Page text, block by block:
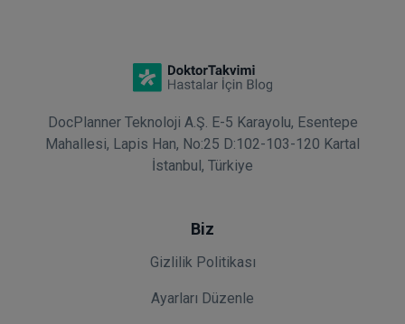
DocPlanner Teknoloji A.Ş. E-5 Karayolu, Esentepe
Mahallesi, Lapis Han, No:25 D:102-103-120 Kartal
İstanbul, Türkiye
Biz
Gizlilik Politikası
Ayarları Düzenle